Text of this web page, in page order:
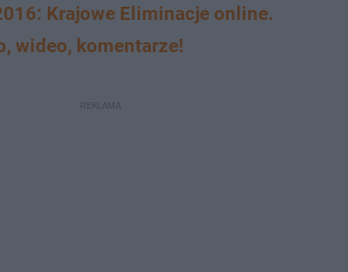
Krajowe Eliminacje online.
wideo, komentarze!